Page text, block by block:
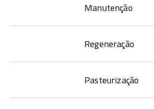
Manutenção
Regeneração
Pasteurização